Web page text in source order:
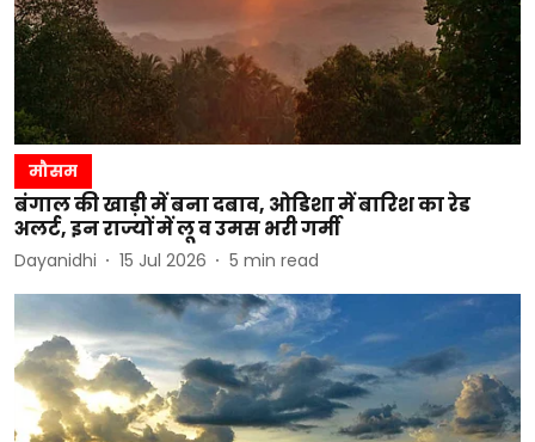
मौसम
बंगाल की खाड़ी में बना दबाव, ओडिशा में बारिश का रेड
अलर्ट, इन राज्यों में लू व उमस भरी गर्मी
Dayanidhi 15 Jul 2026 5 min read